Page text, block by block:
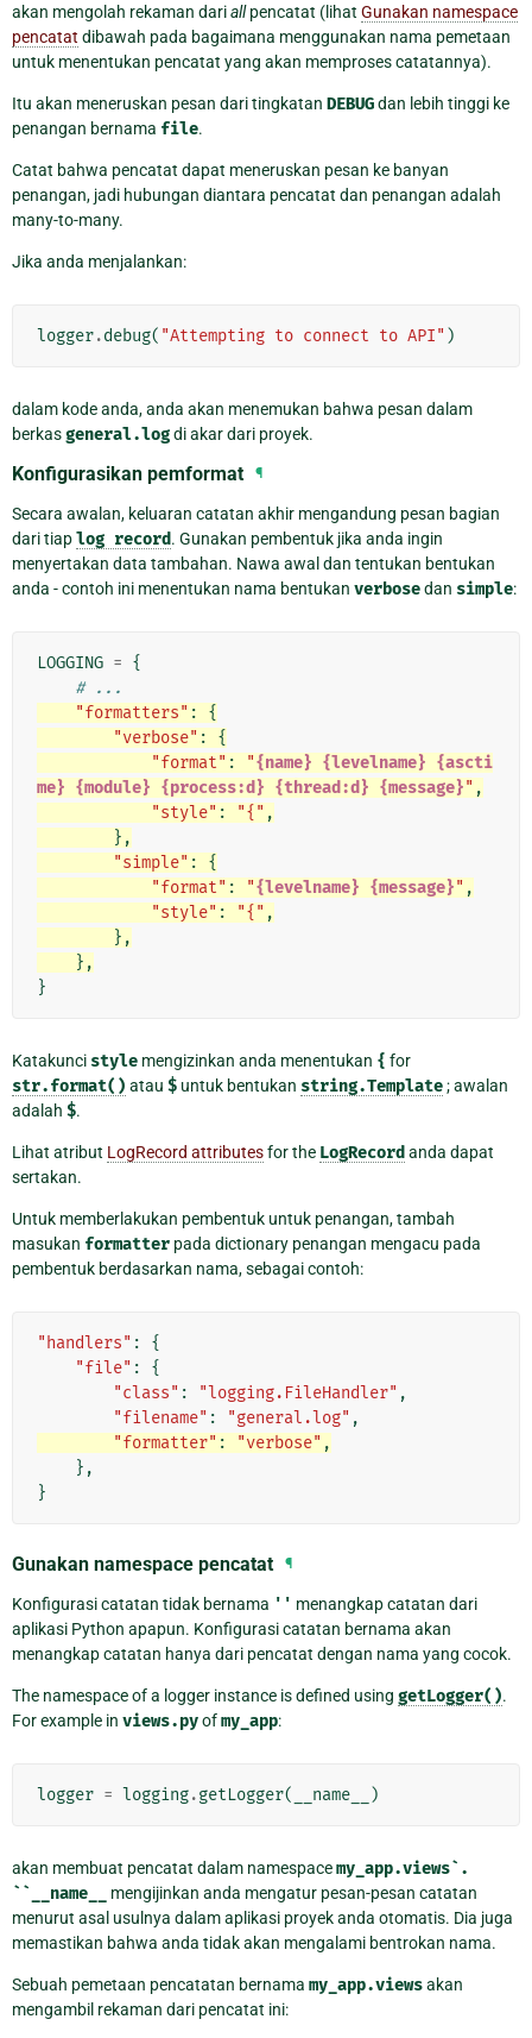
akan mengolah rekaman dariallpencatat (lihat Gunakan namespace
pencatat dibawah pada bagaimana menggunakan nama pemetaan
untuk menentukan pencatat yang akan memproses catatannya).
Itu akan meneruskan pesan dari tingkatan DEBUGdan lebih tinggi ke
penangan bernama file.
Catat bahwa pencatat dapat meneruskan pesan ke banyan
penangan, jadi hubungan diantara pencatat dan penangan adalah
many-to-many.
Jika anda menjalankan:
logger.debug( "Attempting to connect to API" )
dalam kode anda, anda akan menemukan bahwa pesan dalam
berkasgeneral.logdi akar dari proyek.
Konfigurasikan pemformat ¶
Secara awalan, keluaran catatan akhir mengandung pesan bagian
dari tiaplog record. Gunakan pembentuk jika anda ingin
menyertakan data tambahan. Nawa awal dan tentukan bentukan
anda - contoh ini menentukan nama bentukan verbosedan simple:
LOGGING = {
# ...
"formatters" :
{
"verbose" :
{
"format" : "{name} {levelname} {ascti
me} {module} {process:d} {thread:d} {message}" ,
"style" : "{" ,
},
"simple" :
{
"format" : "{levelname} {message}" ,
"style" : "{" ,
},
},
}
Katakunci style mengizinkan anda menentukan { for
str.format() atau $ untuk bentukan string.Template; awalan
adalah $.
Lihat atribut LogRecord attributesfor the LogRecord anda dapat
sertakan.
Untuk memberlakukan pembentuk untuk penangan, tambah
masukan formatter pada dictionary penangan mengacu pada
pembentuk berdasarkan nama, sebagai contoh:
"handlers" :
{
"file" :
{
"class" : "logging.FileHandler" ,
"filename" : "general.log" ,
"formatter" : "verbose" ,
},
}
Gunakan namespace pencatat ¶
Konfigurasi catatan tidak bernama '' menangkap catatan dari
aplikasi Python apapun. Konfigurasi catatan bernama akan
menangkap catatan hanya dari pencatat dengan nama yang cocok.
The namespace of a logger instance is defined using getLogger().
For example in views.pyofmy_app:
logger = logging.getLogger( __name__ )
akan membuat pencatat dalam namespacemy_app.views`.
``__name__
mengijinkan anda mengatur pesan-pesan catatan
menurut asal usulnya dalam aplikasi proyek anda otomatis. Dia juga
memastikan bahwa anda tidak akan mengalami bentrokan nama.
Sebuah pemetaan pencatatan bernama my_app.viewsakan
mengambil rekaman dari pencatat ini: